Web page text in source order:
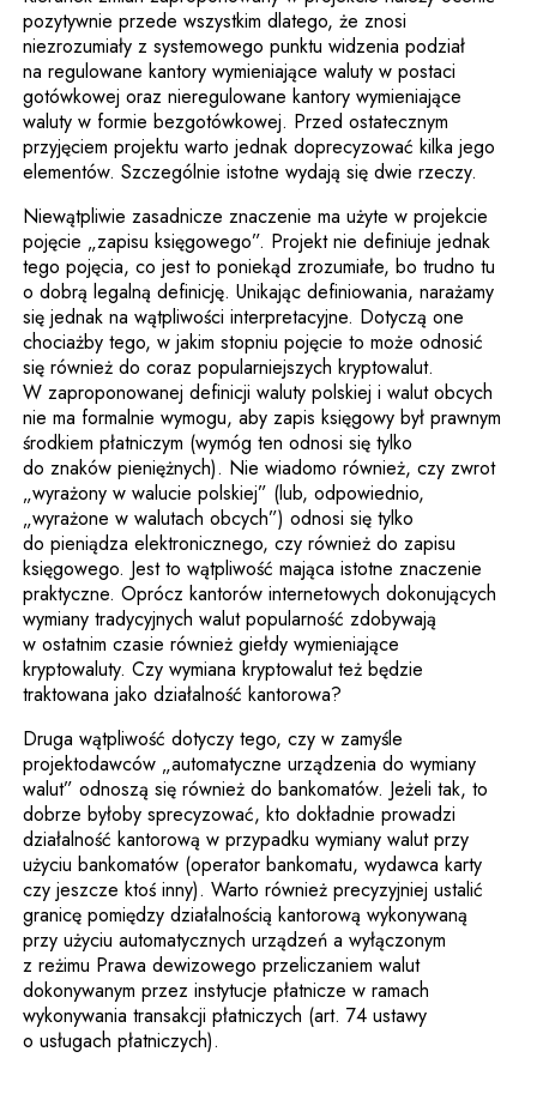
pozytywnie przede wszystkim dlatego, że znosi
niezrozumiały z systemowego punktu widzenia podział
na regulowane kantory wymieniające waluty w postaci
gotówkowej oraz nieregulowane kantory wymieniające
waluty w formie bezgotówkowej. Przed ostatecznym
przyjęciem projektu warto jednak doprecyzować kilka jego
elementów. Szczególnie istotne wydają się dwie rzeczy.
Niewątpliwie zasadnicze znaczenie ma użyte w projekcie
pojęcie „zapisu księgowego”. Projekt nie definiuje jednak
tego pojęcia, co jest to poniekąd zrozumiałe, bo trudno tu
o dobrą legalną definicję. Unikając definiowania, narażamy
się jednak na wątpliwości interpretacyjne. Dotyczą one
chociażby tego, w jakim stopniu pojęcie to może odnosić
się również do coraz popularniejszych kryptowalut.
W zaproponowanej definicji waluty polskiej i walut obcych
nie ma formalnie wymogu, aby zapis księgowy był prawnym
środkiem płatniczym (wymóg ten odnosi się tylko
do znaków pieniężnych). Nie wiadomo również, czy zwrot
„wyrażony w walucie polskiej” (lub, odpowiednio,
„wyrażone w walutach obcych”) odnosi się tylko
do pieniądza elektronicznego, czy również do zapisu
księgowego. Jest to wątpliwość mająca istotne znaczenie
praktyczne. Oprócz kantorów internetowych dokonujących
wymiany tradycyjnych walut popularność zdobywają
w ostatnim czasie również giełdy wymieniające
kryptowaluty. Czy wymiana kryptowalut też będzie
traktowana jako działalność kantorowa?
Druga wątpliwość dotyczy tego, czy w zamyśle
projektodawców „automatyczne urządzenia do wymiany
walut” odnoszą się również do bankomatów. Jeżeli tak, to
dobrze byłoby sprecyzować, kto dokładnie prowadzi
działalność kantorową w przypadku wymiany walut przy
użyciu bankomatów (operator bankomatu, wydawca karty
czy jeszcze ktoś inny). Warto również precyzyjniej ustalić
granicę pomiędzy działalnością kantorową wykonywaną
przy użyciu automatycznych urządzeń a wyłączonym
z reżimu Prawa dewizowego przeliczaniem walut
dokonywanym przez instytucje płatnicze w ramach
wykonywania transakcji płatniczych (art. 74 ustawy
o usługach płatniczych).